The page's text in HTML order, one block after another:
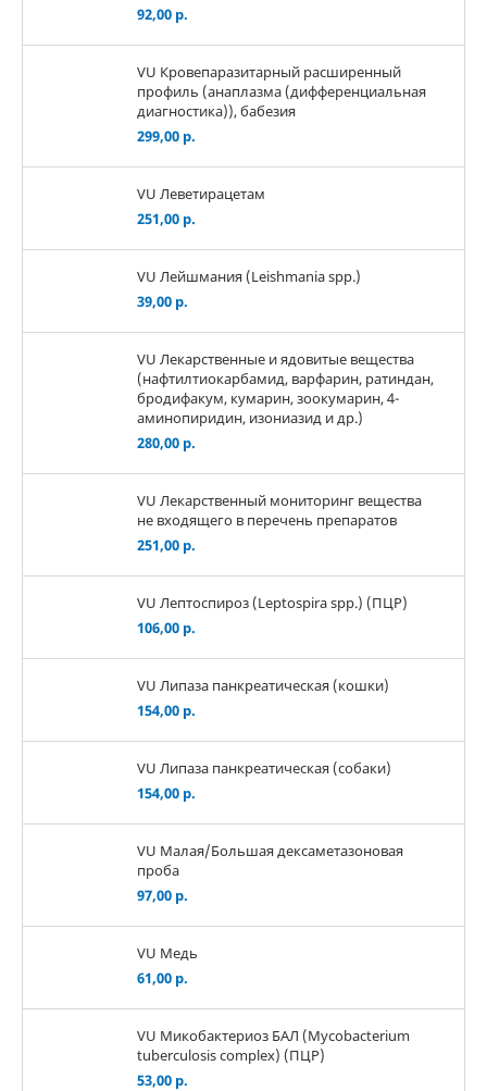
92,00 р.
VU Кровепаразитарный расширенный
профиль (анаплазма (дифференциальная
диагностика)), бабезия
299,00 р.
VU Леветирацетам
251,00 р.
VU Лейшмания (Leishmania spp.)
39,00 р.
VU Лекарственные и ядовитые вещества
(нафтилтиокарбамид, варфарин, ратиндан,
бродифакум, кумарин, зоокумарин, 4-
аминопиридин, изониазид и др.)
280,00 р.
VU Лекарственный мониторинг вещества
не входящего в перечень препаратов
251,00 р.
VU Лептоспироз (Leptospira spp.) (ПЦР)
106,00 р.
VU Липаза панкреатическая (кошки)
154,00 р.
VU Липаза панкреатическая (собаки)
154,00 р.
VU Малая/Большая дексаметазоновая
проба
97,00 р.
VU Медь
61,00 р.
VU Микобактериоз БАЛ (Mycobacterium
tuberculosis complex) (ПЦР)
53,00 р.